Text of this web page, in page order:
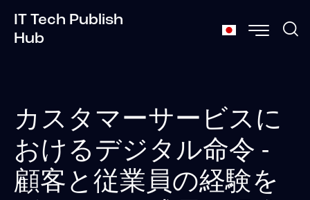
IT Tech Publish
Hub
カスタマーサービスに
おけるデジタル命令 -
顧客と従業員の経験を